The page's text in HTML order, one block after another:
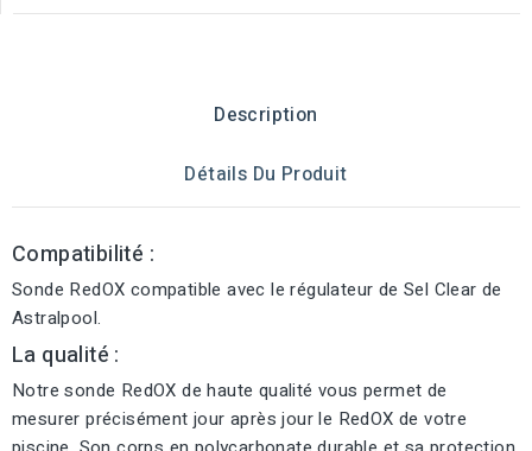
Description
Détails Du Produit
Compatibilité :
Sonde RedOX compatible avec le régulateur de Sel Clear de
Astralpool.
La qualité :
Notre sonde RedOX de haute qualité vous permet de
mesurer précisément jour après jour le RedOX de votre